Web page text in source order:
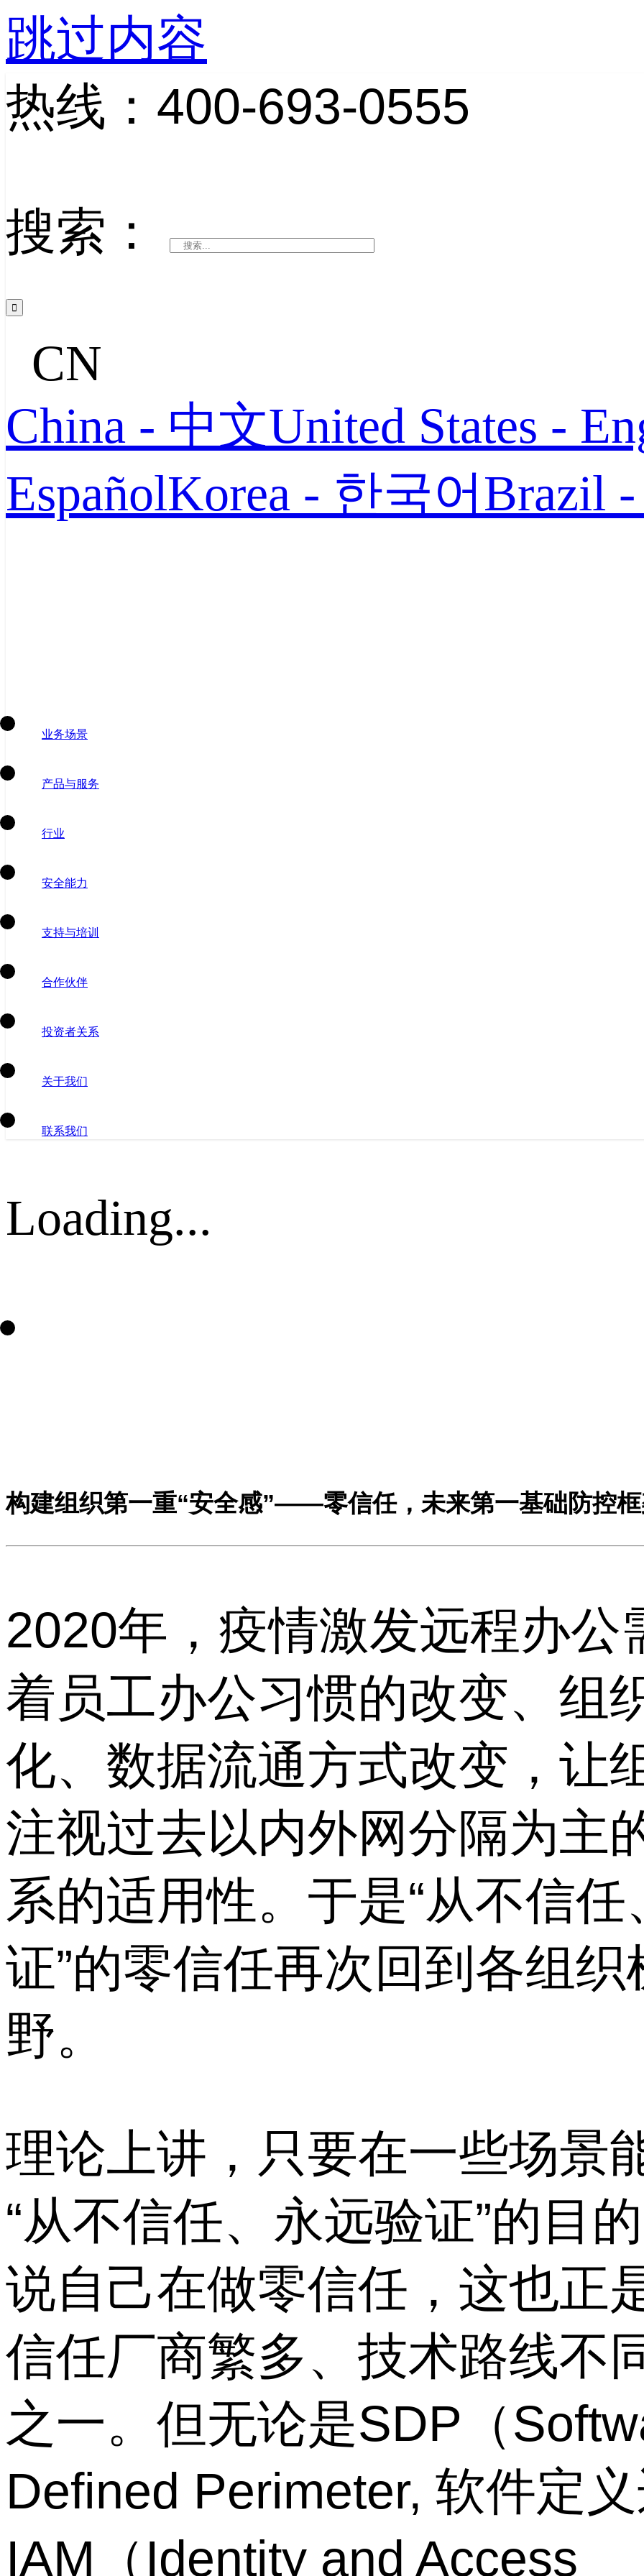
跳过内容
热线：400-693-0555
搜索：
CN
China - 中文United States -
EspañolKorea - 한국어Brazil -
业务场景
产品与服务
行业
安全能力
支持与培训
合作伙伴
投资者关系
关于我们
联系我们
Loading...
构建组织第一重“安全感”——零信任，未来第一基础防控
2020年，疫情激发远程办公
着员工办公习惯的改变、组
化、数据流通方式改变，让
注视过去以内外网分隔为主
系的适用性。于是“从不信
证”的零信任再次回到各组
野。
理论上讲，只要在一些场景
“从不信任、永远验证”的目
说自己在做零信任，这也正
信任厂商繁多、技术路线不
之一。但无论是SDP（
Defined Perimeter, 软件定
IAM（Identity and Access